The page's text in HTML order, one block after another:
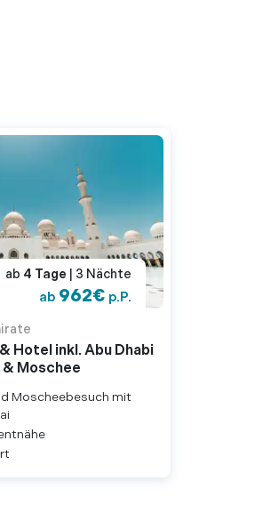
ab 4 Tage | 3 Nächte
ab 962€ p.P.
Hotel inkl. Abu Dhabi
Moschee
Moscheebesuch mit